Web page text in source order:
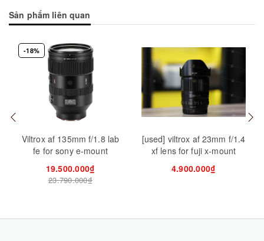
Sản phẩm liên quan
-18%
Viltrox af 135mm f/1.8 lab
fe for sony e-mount
19.500.000₫
23.790.000₫
[used] viltrox af 23mm f/1.4
xf lens for fuji x-mount
4.900.000₫
Mua hàng